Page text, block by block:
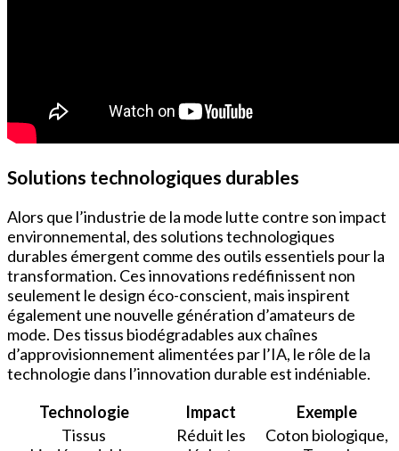
Solutions technologiques durables
Alors que l’industrie de la mode lutte contre son impact
environnemental, des solutions technologiques
durables émergent comme des outils essentiels pour la
transformation. Ces innovations redéfinissent non
seulement le design éco-conscient, mais inspirent
également une nouvelle génération d’amateurs de
mode. Des tissus biodégradables aux chaînes
d’approvisionnement alimentées par l’IA, le rôle de la
technologie dans l’innovation durable est indéniable.
Technologie
Impact
Exemple
Tissus
Réduit les
Coton biologique,